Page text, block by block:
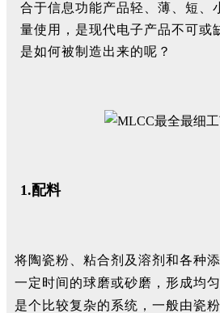
合于信息功能产品轻、薄、短、
量使用，是现代电子产品不可或
是如何被制造出来的呢？
1.配料
将陶瓷粉、粘合剂及溶剂和各种
一定时间的球磨或砂磨，形成均
是个比较复杂的系统，一般由瓷